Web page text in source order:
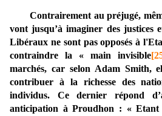
Contrairement au préjugé,
vont jusqu’à imaginer des justices
Libéraux ne sont pas opposés à
contraindre la « main invisible
marchés, car selon Adam Smith,
contribuer à la richesse des
individus. Ce dernier répond
anticipation à Proudhon : « Etant